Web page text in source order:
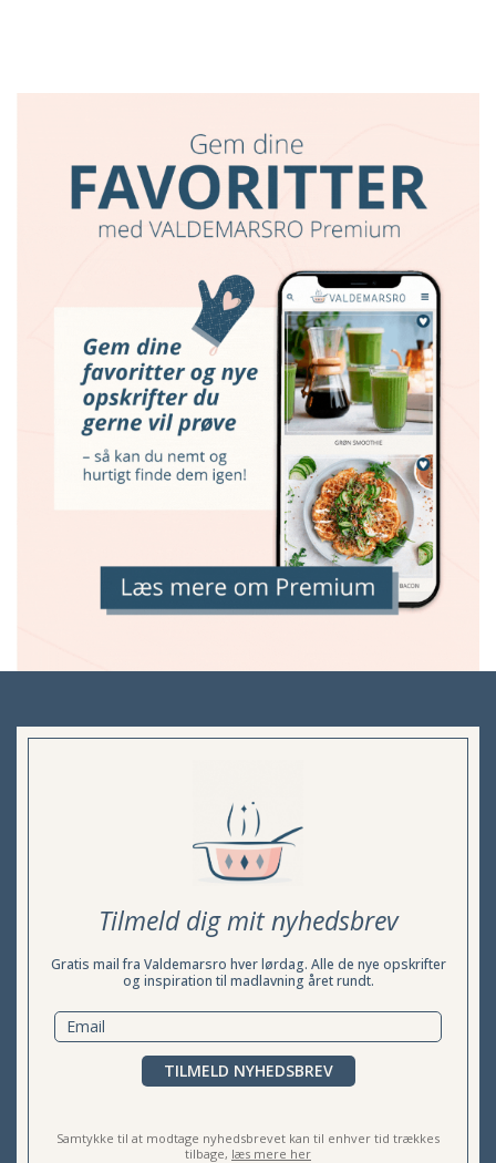
Tilmeld dig mit nyhedsbrev
Gratis mail fra Valdemarsro hver lørdag. Alle de nye opskrifter
og inspiration til madlavning året rundt.
TILMELD NYHEDSBREV
Samtykke til at modtage nyhedsbrevet kan til enhver tid trækkes
tilbage, læs mere her